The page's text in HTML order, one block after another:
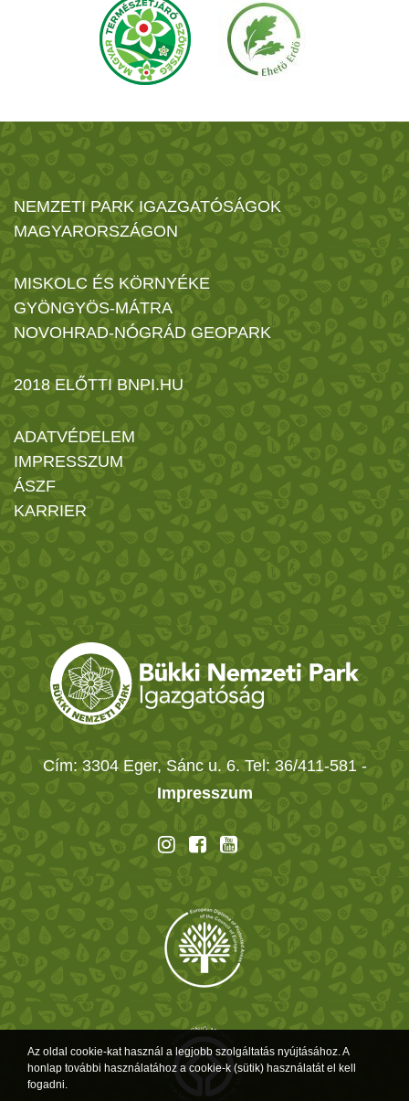
NEMZETI PARK IGAZGATÓSÁGOK
MAGYARORSZÁGON
MISKOLC ÉS KÖRNYÉKE
GYÖNGYÖS-MÁTRA
NOVOHRAD-NÓGRÁD GEOPARK
2018 ELŐTTI BNPI.HU
ADATVÉDELEM
IMPRESSZUM
ÁSZF
KARRIER
Cím: 3304 Eger, Sánc u. 6. Tel: 36/411-581 -
Impresszum
Az oldal cookie-kat használ a legjobb szolgáltatás nyújtásához. A
honlap további használatához a cookie-k (sütik) használatát el kell
fogadni.